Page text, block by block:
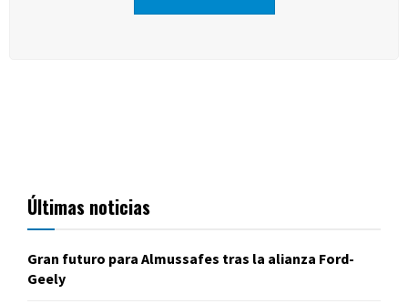
Últimas noticias
Gran futuro para Almussafes tras la alianza Ford-
Geely